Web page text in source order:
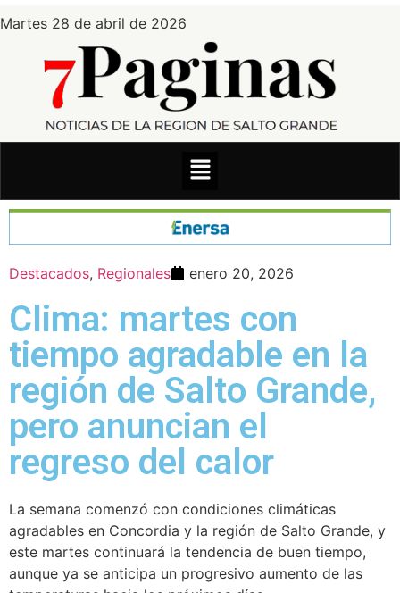
Martes 28 de abril de 2026
Destacados, Regionales enero 20, 2026
Clima: martes con
tiempo agradable en la
región de Salto Grande,
pero anuncian el
regreso del calor
La semana comenzó con condiciones climáticas
agradables en Concordia y la región de Salto Grande, y
este martes continuará la tendencia de buen tiempo,
aunque ya se anticipa un progresivo aumento de las